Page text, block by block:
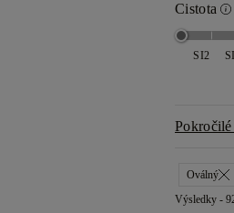
Cistota
SI2
Oválný
Výsledky -